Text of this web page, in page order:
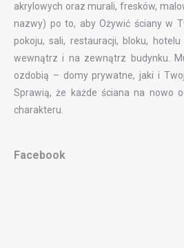
akrylowych oraz murali, fresków,
nazwy) po to, aby Ożywić ściany w
pokoju, sali, restauracji, bloku,
wewnątrz i na zewnątrz budynku.
ozdobią – domy prywatne, jaki i
Sprawią, że każde ściana na nowo
charakteru.
Facebook